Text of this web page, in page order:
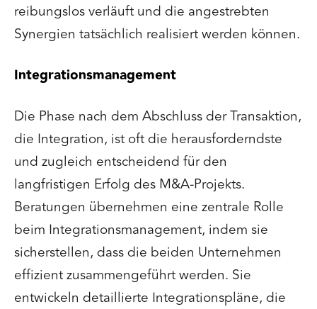
reibungslos verläuft und die angestrebten
Synergien tatsächlich realisiert werden können.
Integrationsmanagement
Die Phase nach dem Abschluss der Transaktion,
die Integration, ist oft die herausforderndste
und zugleich entscheidend für den
langfristigen Erfolg des M&A-Projekts.
Beratungen übernehmen eine zentrale Rolle
beim Integrationsmanagement, indem sie
sicherstellen, dass die beiden Unternehmen
effizient zusammengeführt werden. Sie
entwickeln detaillierte Integrationspläne, die